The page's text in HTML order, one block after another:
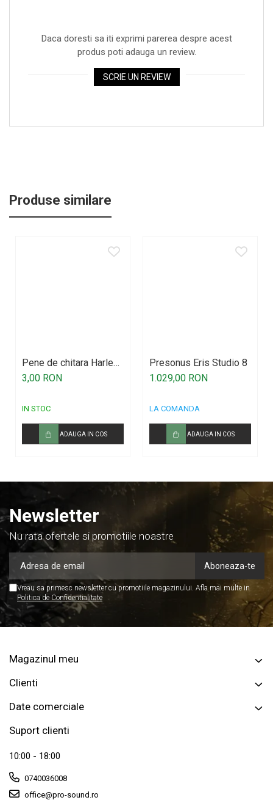
Daca doresti sa iti exprimi parerea despre acest
produs poti adauga un review.
SCRIE UN REVIEW
Produse similare
Pene de chitara Harley
Benton
3,00 RON
IN STOC
ADAUGA IN COS
Presonus Eris Studio 8
1.029,00 RON
LA COMANDA
ADAUGA IN COS
Newsletter
Nu rata ofertele si promotiile noastre
Vreau sa primesc newsletter cu promotiile magazinului. Afla mai multe in
Politica de Confidentialitate
Magazinul meu
Clienti
Date comerciale
Suport clienti
10:00 - 18:00
0740036008
office@pro-sound.ro